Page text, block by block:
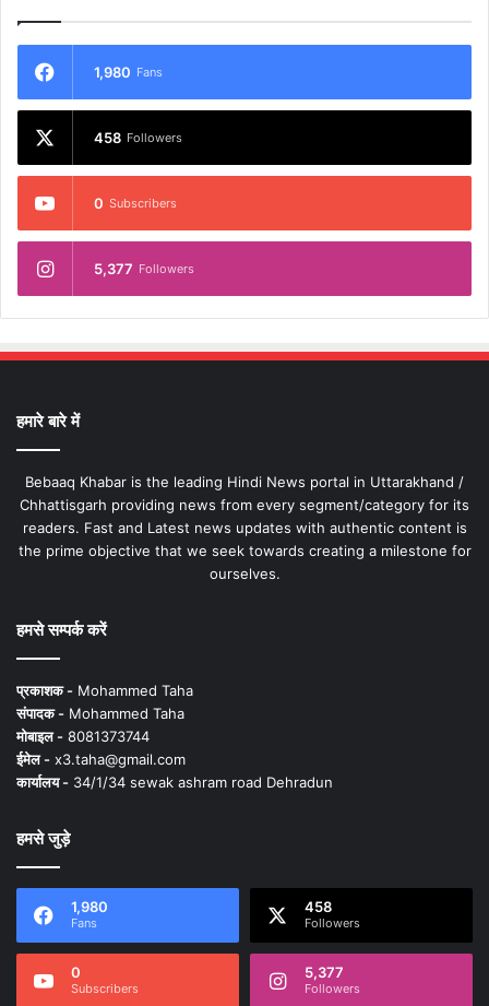
1,980 Fans
458 Followers
0 Subscribers
5,377 Followers
हमारे बारे में
Bebaaq Khabar is the leading Hindi News portal in Uttarakhand /
Chhattisgarh providing news from every segment/category for its
readers. Fast and Latest news updates with authentic content is
the prime objective that we seek towards creating a milestone for
ourselves.
हमसे सम्पर्क करें
प्रकाशक - Mohammed Taha
संपादक - Mohammed Taha
मोबाइल - 8081373744
ईमेल - x3.taha@gmail.com
कार्यालय - 34/1/34 sewak ashram road Dehradun
हमसे जुड़े
1,980
Fans
458
Followers
0
Subscribers
5,377
Followers